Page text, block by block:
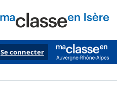
Se connecter